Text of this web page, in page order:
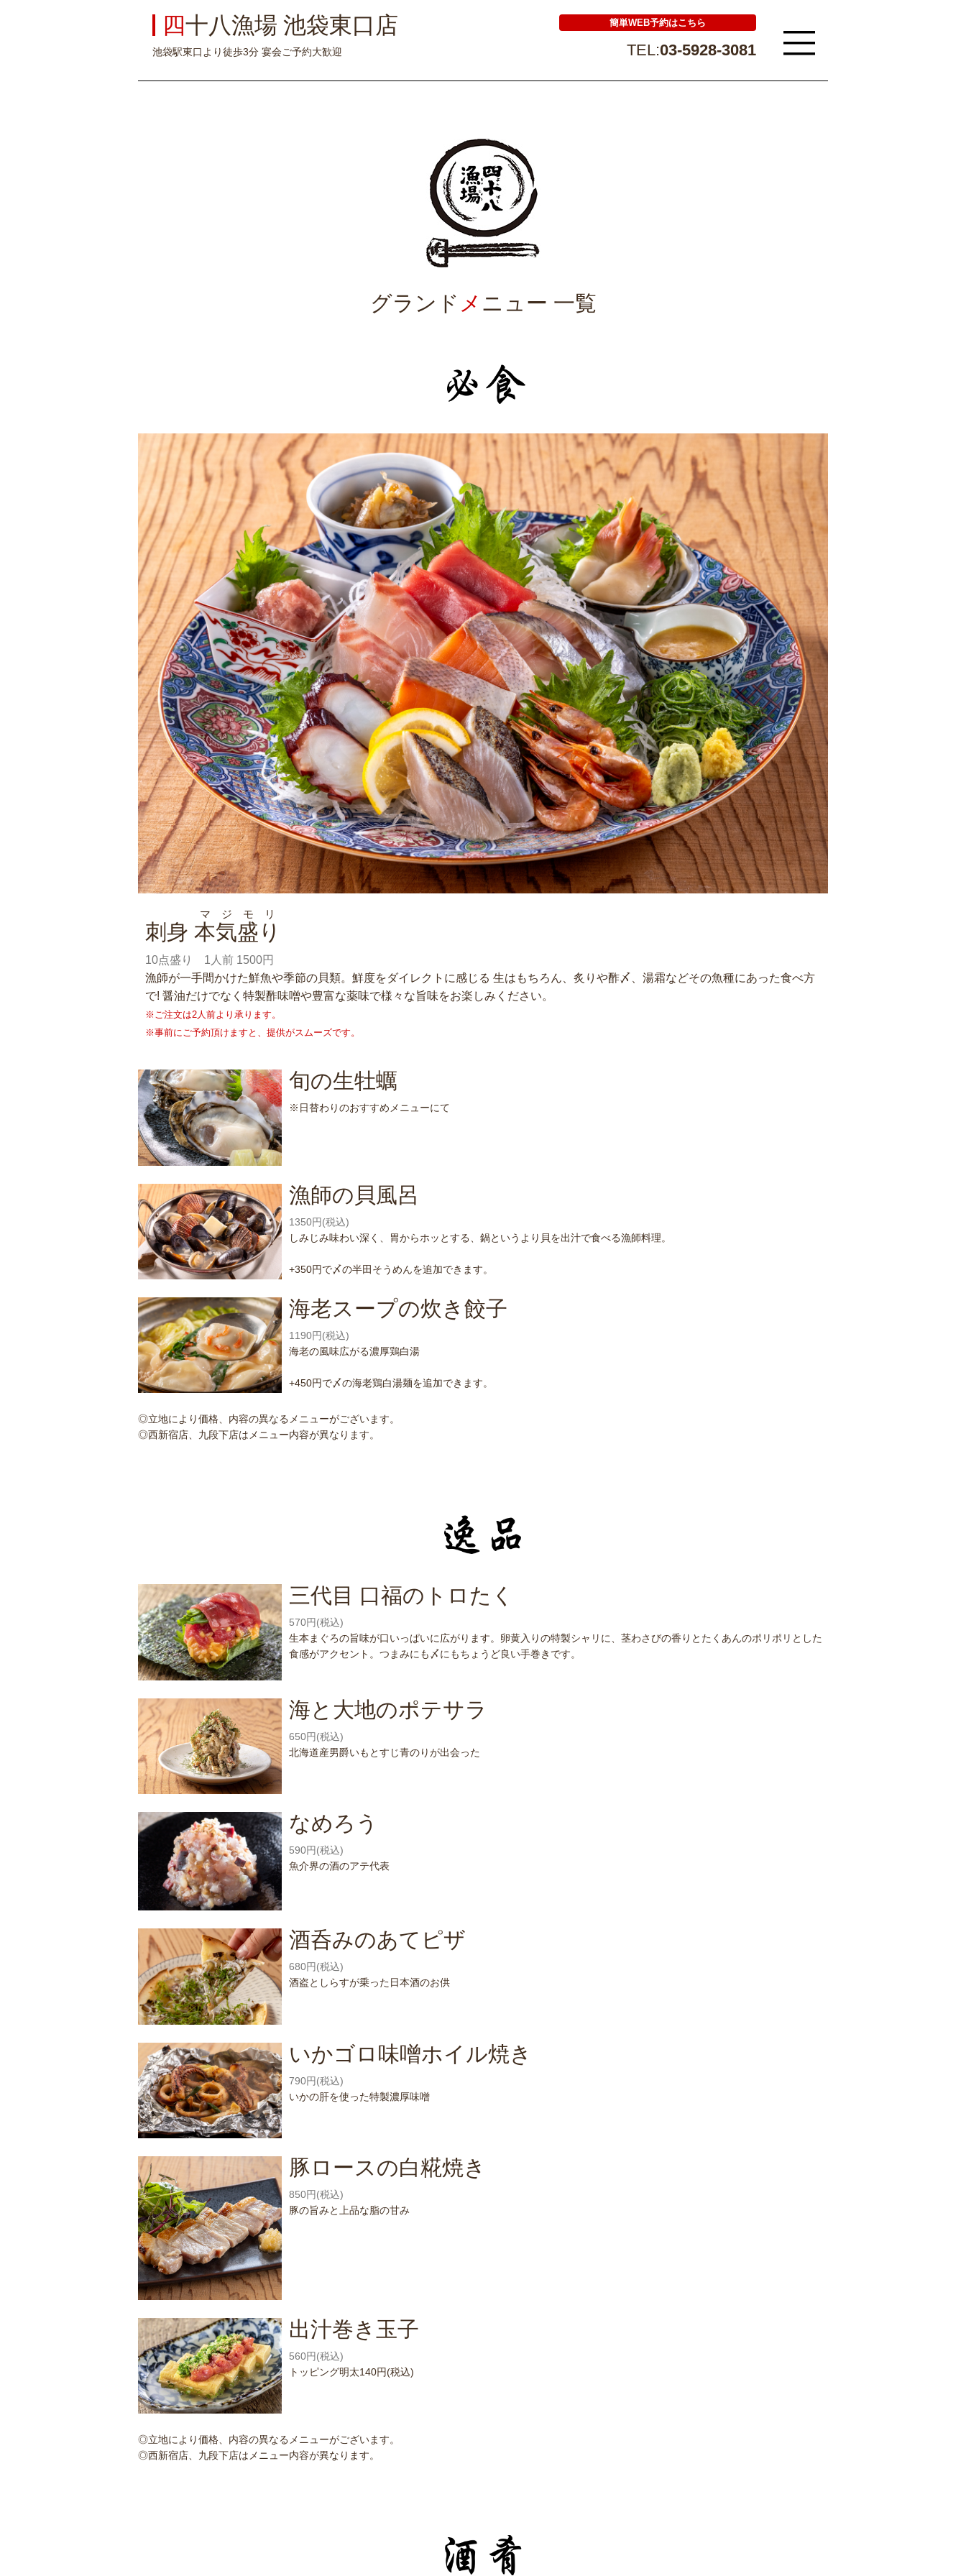
四十八漁場 池袋東口店
池袋駅東口より徒歩3分 宴会ご予約大歓迎
簡単WEB予約はこちら
TEL:03-5928-3081
グランド メ ニュー 一覧
刺身 本気盛り
マジモリ
10点盛り 1人前 1500円
漁師が一手間かけた鮮魚や季節の貝類。鮮度をダイレクトに感じる 生はもちろん、炙りや酢〆、湯霜などその魚種にあった食べ方
で! 醤油だけでなく特製酢味噌や豊富な薬味で様々な旨味をお楽しみください。
※ご注文は2人前より承ります。
※事前にご予約頂けますと、提供がスムーズです。
旬の生牡蠣
※日替わりのおすすめメニューにて
漁師の貝風呂
1350円(税込)
しみじみ味わい深く、胃からホッとする、鍋というより貝を出汁で食べる漁師料理。
+350円で〆の半田そうめんを追加できます。
海老スープの炊き餃子
1190円(税込)
海老の風味広がる濃厚鶏白湯
+450円で〆の海老鶏白湯麺を追加できます。
◎立地により価格、内容の異なるメニューがございます。
◎西新宿店、九段下店はメニュー内容が異なります。
三代目 口福のトロたく
570円(税込)
生本まぐろの旨味が口いっぱいに広がります。卵黄入りの特製シャリに、茎わさびの香りとたくあんのポリポリとした
食感がアクセント。つまみにも〆にもちょうど良い手巻きです。
海と大地のポテサラ
650円(税込)
北海道産男爵いもとすじ青のりが出会った
なめろう
590円(税込)
魚介界の酒のアテ代表
酒呑みのあてピザ
680円(税込)
酒盗としらすが乗った日本酒のお供
いかゴロ味噌ホイル焼き
790円(税込)
いかの肝を使った特製濃厚味噌
豚ロースの白糀焼き
850円(税込)
豚の旨みと上品な脂の甘み
出汁巻き玉子
560円(税込)
トッピング明太140円(税込)
◎立地により価格、内容の異なるメニューがございます。
◎西新宿店、九段下店はメニュー内容が異なります。